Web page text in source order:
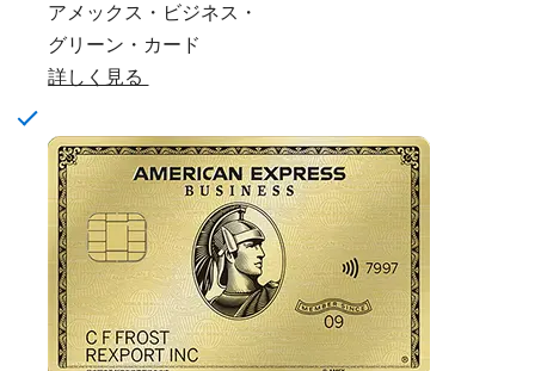
アメックス・ビジネス・
グリーン・カード
詳しく見る